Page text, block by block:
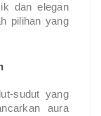
dan elegan
pilihan yang
sudut yang
aura